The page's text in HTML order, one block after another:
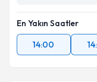
En Yakın Saatler
14:00